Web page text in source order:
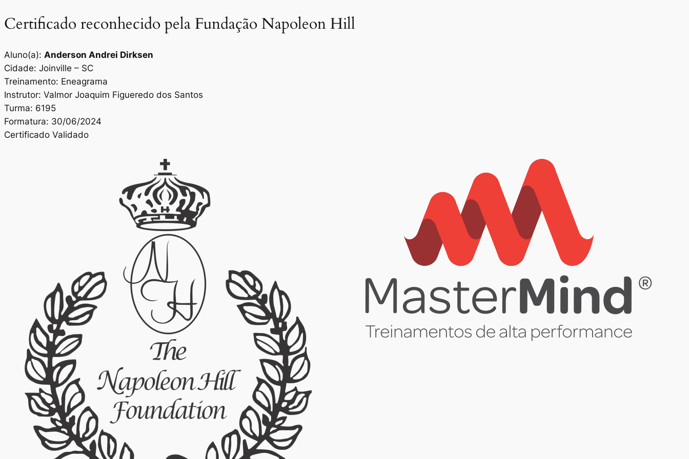
Certificado reconhecido pela Fundação Napoleon Hill
Aluno(a): Anderson Andrei Dirksen
Cidade: Joinville – SC
Treinamento: Eneagrama
Instrutor: Valmor Joaquim Figueredo dos Santos
Turma: 6195
Formatura: 30/06/2024
Certificado Validado